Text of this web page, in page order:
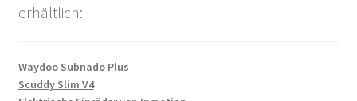
erhältlich:
Waydoo Subnado Plus
Scuddy Slim V4